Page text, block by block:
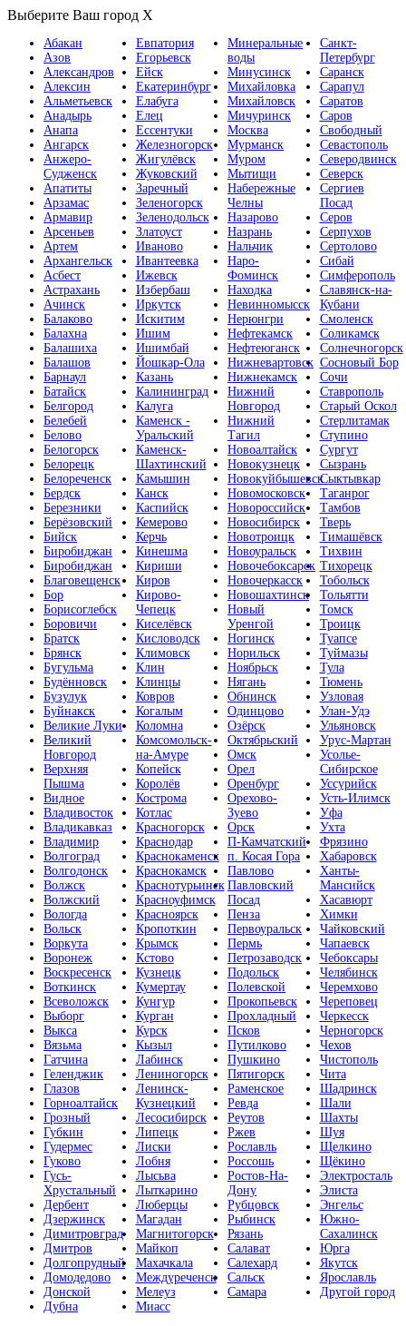
Выберите Ваш город X
Абакан
Азов
Александров
Алексин
Альметьевск
Анадырь
Анапа
Ангарск
Анжеро-
Судженск
Апатиты
Арзамас
Армавир
Арсеньев
Артем
Архангельск
Асбест
Астрахань
Ачинск
Балаково
Балахна
Балашиха
Балашов
Барнаул
Батайск
Белгород
Белебей
Белово
Белогорск
Белорецк
Белореченск
Бердск
Березники
Берёзовский
Бийск
Биробиджан
Биробиджан
Благовещенск
Бор
Борисоглебск
Боровичи
Братск
Брянск
Бугульма
Будённовск
Бузулук
Буйнакск
Великие Луки
Великий
Новгород
Верхняя
Пышма
Видное
Владивосток
Владикавказ
Владимир
Волгоград
Волгодонск
Волжск
Волжский
Вологда
Вольск
Воркута
Воронеж
Воскресенск
Воткинск
Всеволожск
Выборг
Выкса
Вязьма
Гатчина
Геленджик
Глазов
Горноалтайск
Грозный
Губкин
Гудермес
Гуково
Гусь-
Хрустальный
Дербент
Дзержинск
Димитровград
Дмитров
Долгопрудный
Домодедово
Донской
Дубна
Евпатория
Егорьевск
Ейск
Екатеринбург
Елабуга
Елец
Ессентуки
Железногорск
Жигулёвск
Жуковский
Заречный
Зеленогорск
Зеленодольск
Златоуст
Иваново
Ивантеевка
Ижевск
Избербаш
Иркутск
Искитим
Ишим
Ишимбай
Йошкар-Ола
Казань
Калининград
Калуга
Каменск -
Уральский
Каменск-
Шахтинский
Камышин
Канск
Каспийск
Кемерово
Керчь
Кинешма
Кириши
Киров
Кирово-
Чепецк
Киселёвск
Кисловодск
Климовск
Клин
Клинцы
Ковров
Когалым
Коломна
Комсомольск-
на-Амуре
Копейск
Королёв
Кострома
Котлас
Красногорск
Краснодар
Краснокаменск
Краснокамск
Краснотурьинск
Красноуфимск
Красноярск
Кропоткин
Крымск
Кстово
Кузнецк
Кумертау
Кунгур
Курган
Курск
Кызыл
Лабинск
Лениногорск
Ленинск-
Кузнецкий
Лесосибирск
Липецк
Лиски
Лобня
Лысьва
Лыткарино
Люберцы
Магадан
Магнитогорск
Майкоп
Махачкала
Междуреченск
Мелеуз
Миасс
Минеральные
воды
Минусинск
Михайловка
Михайловск
Мичуринск
Москва
Мурманск
Муром
Мытищи
Набережные
Челны
Назарово
Назрань
Нальчик
Наро-
Фоминск
Находка
Невинномысск
Нерюнгри
Нефтекамск
Нефтеюганск
Нижневартовск
Нижнекамск
Нижний
Новгород
Нижний
Тагил
Новоалтайск
Новокузнецк
Новокуйбышевск
Новомосковск
Новороссийск
Новосибирск
Новотроицк
Новоуральск
Новочебоксарск
Новочеркасск
Новошахтинск
Новый
Уренгой
Ногинск
Норильск
Ноябрьск
Нягань
Обнинск
Одинцово
Озёрск
Октябрьский
Омск
Орел
Оренбург
Орехово-
Зуево
Орск
П-Камчатский
п. Косая Гора
Павлово
Павловский
Посад
Пенза
Первоуральск
Пермь
Петрозаводск
Подольск
Полевской
Прокопьевск
Прохладный
Псков
Путилково
Пушкино
Пятигорск
Раменское
Ревда
Реутов
Ржев
Рославль
Россошь
Ростов-На-
Дону
Рубцовск
Рыбинск
Рязань
Салават
Салехард
Сальск
Самара
Санкт-
Петербург
Саранск
Сарапул
Саратов
Саров
Свободный
Севастополь
Северодвинск
Северск
Сергиев
Посад
Серов
Серпухов
Сертолово
Сибай
Симферополь
Славянск-на-
Кубани
Смоленск
Соликамск
Солнечногорск
Сосновый Бор
Сочи
Ставрополь
Старый Оскол
Стерлитамак
Ступино
Сургут
Сызрань
Сыктывкар
Таганрог
Тамбов
Тверь
Тимашёвск
Тихвин
Тихорецк
Тобольск
Тольятти
Томск
Троицк
Туапсе
Туймазы
Тула
Тюмень
Узловая
Улан-Удэ
Ульяновск
Урус-Мартан
Усолье-
Сибирское
Уссурийск
Усть-Илимск
Уфа
Ухта
Фрязино
Хабаровск
Ханты-
Мансийск
Хасавюрт
Химки
Чайковский
Чапаевск
Чебоксары
Челябинск
Черемхово
Череповец
Черкесск
Черногорск
Чехов
Чистополь
Чита
Шадринск
Шали
Шахты
Шуя
Щелкино
Щёкино
Электросталь
Элиста
Энгельс
Южно-
Сахалинск
Юрга
Якутск
Ярославль
Другой город